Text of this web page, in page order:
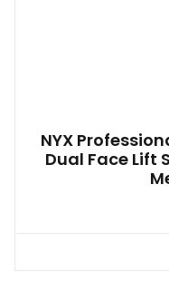
NYX
Dual Face Lift